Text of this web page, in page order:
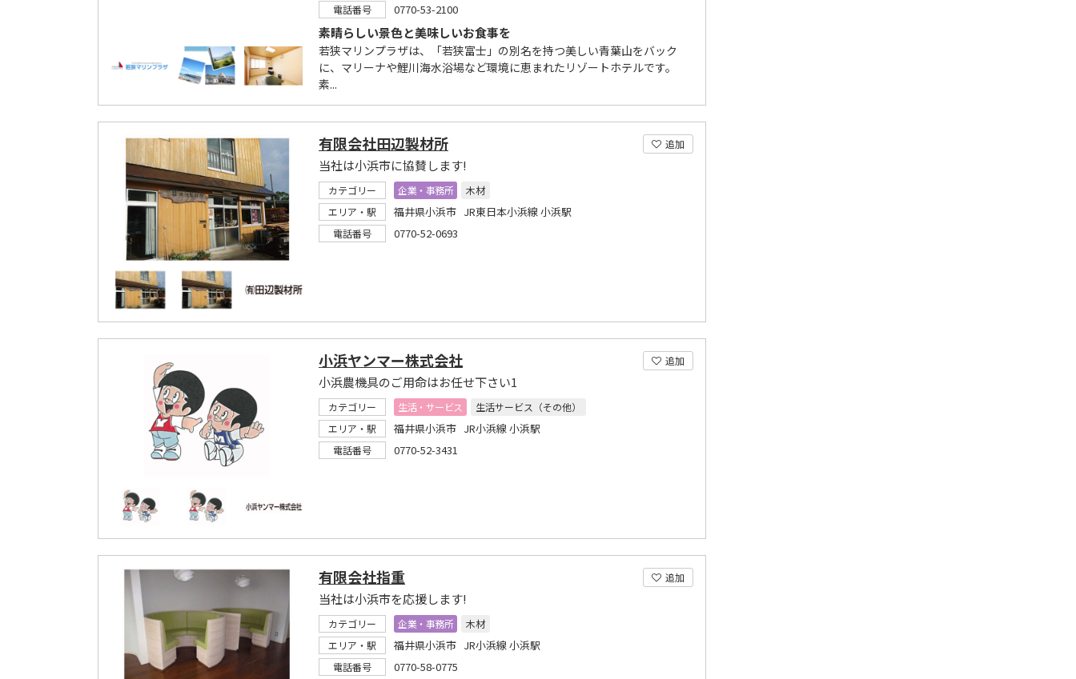
電話番号 0770-53-2100
素晴らしい景色と美味しいお食事を
若狭マリンプラザは、「若狭富士」の別名を持つ美しい青葉山をバック
に、マリーナや鯉川海水浴場など環境に恵まれたリゾートホテルです。
素...
追加
有限会社田辺製材所
当社は小浜市に協賛します!
カテゴリー 企業・事務所
木材
エリア・駅
福井県小浜市 JR東日本小浜線 小浜駅
電話番号 0770-52-0693
追加
小浜ヤンマー株式会社
小浜農機具のご用命はお任せ下さい1
カテゴリー 生活・サービス
生活サービス（その他）
エリア・駅
福井県小浜市 JR小浜線 小浜駅
電話番号 0770-52-3431
追加
有限会社指重
当社は小浜市を応援します!
カテゴリー 企業・事務所
木材
エリア・駅
福井県小浜市 JR小浜線 小浜駅
電話番号 0770-58-0775